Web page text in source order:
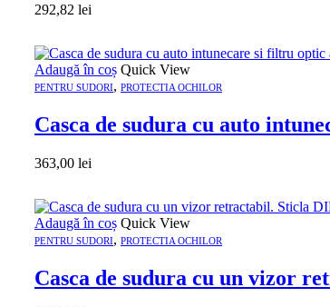
292,82 lei
Adaugă în coș Quick View
PENTRU SUDORI, PROTECTIA OCHILOR
Casca de sudura cu auto
363,00 lei
Adaugă în coș Quick View
PENTRU SUDORI, PROTECTIA OCHILOR
Casca de sudura cu un vizor